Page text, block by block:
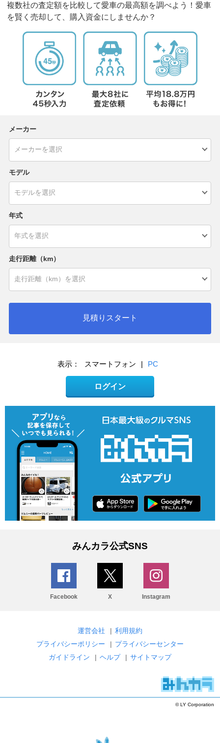
複数社の査定額を比較して愛車の最高額を調べよう！愛車
を賢く売却して、購入資金にしませんか？
メーカー
モデル
年式
走行距離（km）
見積りスタート
表示： スマートフォン | PC
ログイン
みんカラ公式SNS
Facebook X Instagram
運営会社 | 利用規約
プライバシーポリシー
| プライバシーセンター
ガイドライン
| ヘルプ | サイトマップ
© LY Corporation